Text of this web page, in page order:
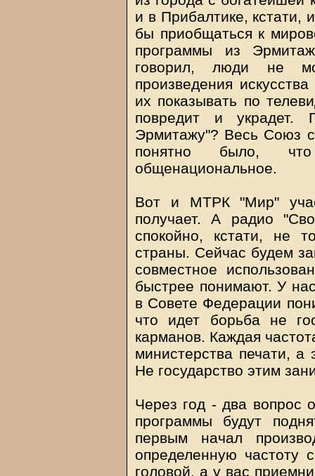
и в Прибалтике, кстати,
бы приобщаться к
программы из
говорил, люди не
произведения
их показывать по
повредит и украдет.
Эрмитажу"? Весь Союз
понятно было,
общенациональное.
Вот и МТРК "Мир"
получает. А радио
спокойно, кстати, не
страны. Сейчас будем
совместное
быстрее понимают. У
в Совете Федерации
что идет борьба не
карманов. Каждая
министерства печати, а
Не государство этим
Через год - два вопрос
программы будут
первым начал
определенную частоту
головой, а у вас